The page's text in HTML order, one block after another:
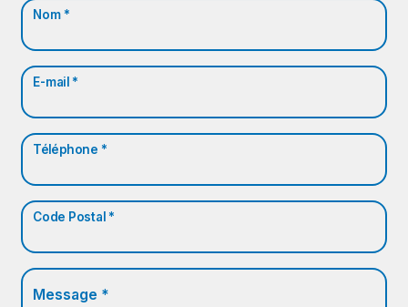
Nom *
E-mail *
Téléphone *
Code Postal *
Message *